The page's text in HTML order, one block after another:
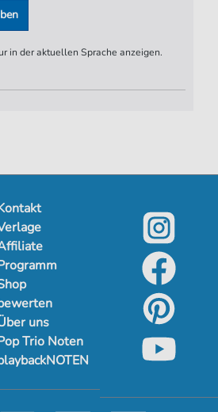
in der aktuellen Sprache anzeigen.
uns
Trio Noten